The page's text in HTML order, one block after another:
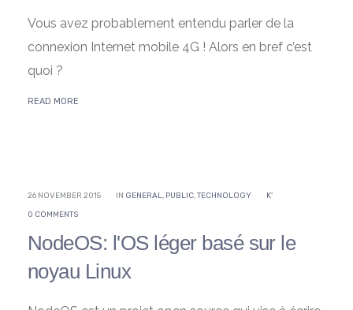
Vous avez probablement entendu parler de la
connexion Internet mobile 4G ! Alors en bref c’est
quoi ?
READ MORE
26 NOVEMBER 2015 IN GENERAL, PUBLIC,TECHNOLOGY
K'
0 COMMENTS
NodeOS: l'OS léger basé sur le
noyau Linux